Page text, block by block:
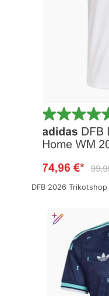
DFB 2026 Trikotshop